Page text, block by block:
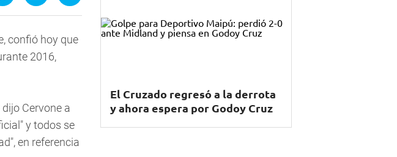
confió hoy que
2016,
Cervone a
y todos se
en referencia
El Cruzado regresó a la derrota
y ahora espera por Godoy Cruz